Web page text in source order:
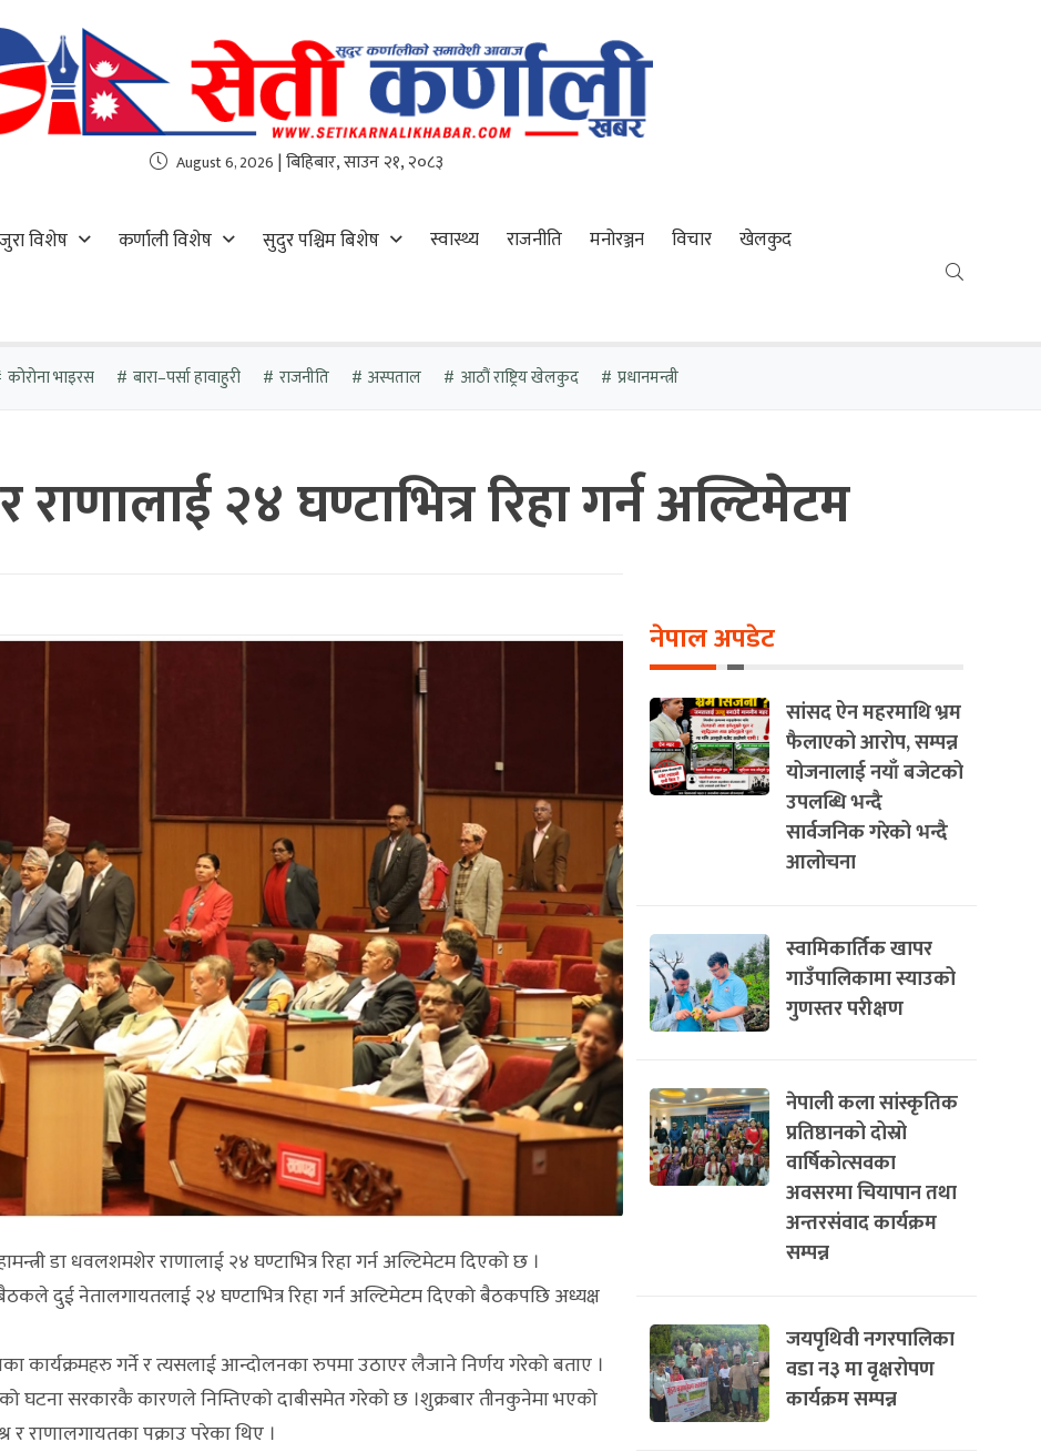
August 6, 2026 | बिहिबार, साउन २१, २०८३
विशेष कर्णाली विशेष सुदुर पश्चिम बिशेष स्वास्थ्य राजनीति मनोरञ्जन विचार खेलकुद
कोरोना भाइरस बारा–पर्सा हावाहुरी राजनीति अस्पताल आठौं राष्ट्रिय खेलकुद प्रधानमन्त्री
र राणालाई २४ घण्टाभित्र रिहा गर्न अल्टिमेटम
डा धवलशमशेर राणालाई २४ घण्टाभित्र रिहा गर्न अल्टिमेटम दिएको छ ।
दुई नेतालगायतलाई २४ घण्टाभित्र रिहा गर्न अल्टिमेटम दिएको बैठकपछि अध्यक्ष
कार्यक्रमहरु गर्ने र त्यसलाई आन्दोलनका रुपमा उठाएर लैजाने निर्णय गरेको बताए ।
घटना सरकारकै कारणले निम्तिएको दाबीसमेत गरेको छ ।शुक्रबार तीनकुनेमा भएको
र राणालगायतका पक्राउ परेका थिए ।
नेपाल अपडेट
सांसद ऐन महरमाथि भ्रम
फैलाएको आरोप, सम्पन्न
योजनालाई नयाँ बजेटको
उपलब्धि भन्दै
सार्वजनिक गरेको भन्दै
आलोचना
स्वामिकार्तिक खापर
गाउँपालिकामा स्याउको
गुणस्तर परीक्षण
नेपाली कला सांस्कृतिक
प्रतिष्ठानको दोस्रो
वार्षिकोत्सवका
अवसरमा चियापान तथा
अन्तरसंवाद कार्यक्रम
सम्पन्न
जयपृथिवी नगरपालिका
वडा न३ मा वृक्षरोपण
कार्यक्रम सम्पन्न